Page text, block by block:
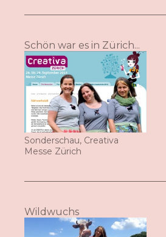
Schön war es in Zürich...
Sonderschau, Creativa
Messe Zürich
Wildwuchs